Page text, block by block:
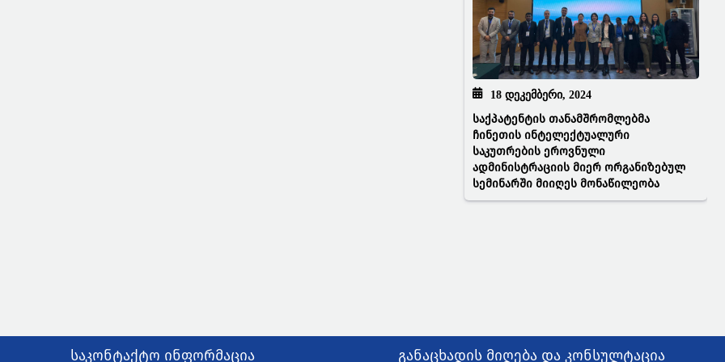
18 ᲓᲔᲙᲔᲛᲑᲔᲠᲘ, 2024
საქპატენტის თანამშრომლებმა
ჩინეთის ინტელექტუალური
საკუთრების ეროვნული
ადმინისტრაციის მიერ ორგანიზებულ
სემინარში მიიღეს მონაწილეობა
საკონტაქტო ინფორმაცია განაცხადის მიღება და კონსულტაცია